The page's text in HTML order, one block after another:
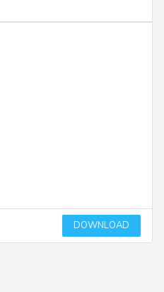
DOWNLOAD